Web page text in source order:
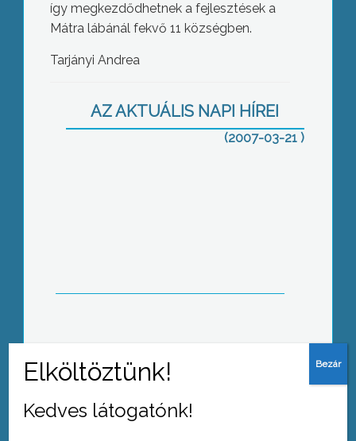
így megkezdődhetnek a fejlesztések a
Mátra lábánál fekvő 11 községben.
Tarjányi Andrea
AZ AKTUÁLIS NAPI HÍREI
(2007-03-21 )
Ízelítő Farkasmályból
Kedves látogatónk!